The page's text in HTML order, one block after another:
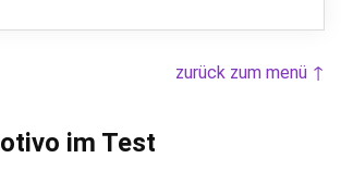
zurück zum menü ↑
im Test